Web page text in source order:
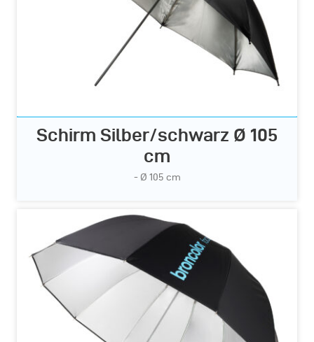
Schirm Silber/schwarz Ø 105
cm
- Ø 105 cm